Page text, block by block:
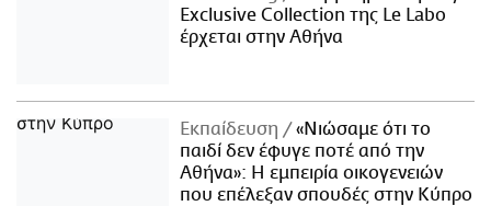
Exclusive Collection της Le Labo
έρχεται στην Αθήνα
Εκπαίδευση
«Νιώσαμε ότι το
παιδί δεν έφυγε ποτέ από την
Αθήνα»: Η εμπειρία οικογενειών
που επέλεξαν σπουδές στην Κύπρο